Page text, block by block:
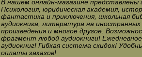
В нашем онлайн-магазине представлены
Психология, юридическая академия,
фантастика и приключения, школьная
аудиокнига, литература на иностранных
произведения и многое другое.
фрагмент любой аудиокниги!
аудиокниг! Гибкая система скидок!
оплаты заказов!